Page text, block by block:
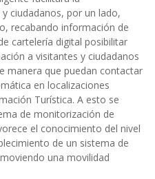
ciudadanos, por un lado,
recabando información de
cartelería digital posibilitar
a visitantes y ciudadanos
manera que puedan contactar
en localizaciones
Turística. A esto se
de monitorización de
el conocimiento del nivel
de un sistema de
una movilidad